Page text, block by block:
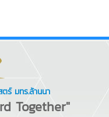
ร์ มทร.ล้านนา
Together"